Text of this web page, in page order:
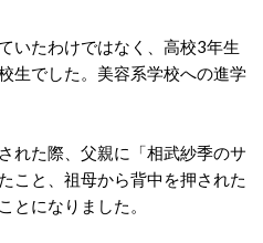
いたわけではなく、高校3年生
生でした。美容系学校への進学
れた際、父親に「相武紗季のサ
こと、祖母から背中を押された
とになりました。